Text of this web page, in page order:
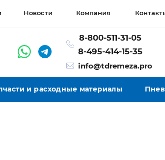
Новости Компания
8-800-511-31-05
8-495-414-15-35
info@tdremeza.pro
и расходные материалы